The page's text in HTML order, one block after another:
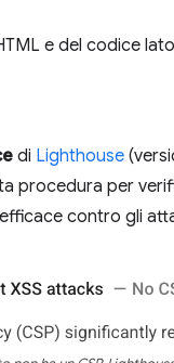
e del codice
di Lighthouse
procedura per
contro gli